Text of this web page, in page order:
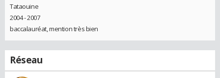
Tataouine
2004 - 2007
baccalauréat, mention très bien
Réseau